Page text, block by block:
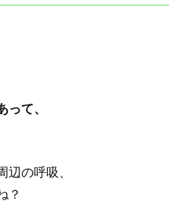
て、
の呼吸、
？